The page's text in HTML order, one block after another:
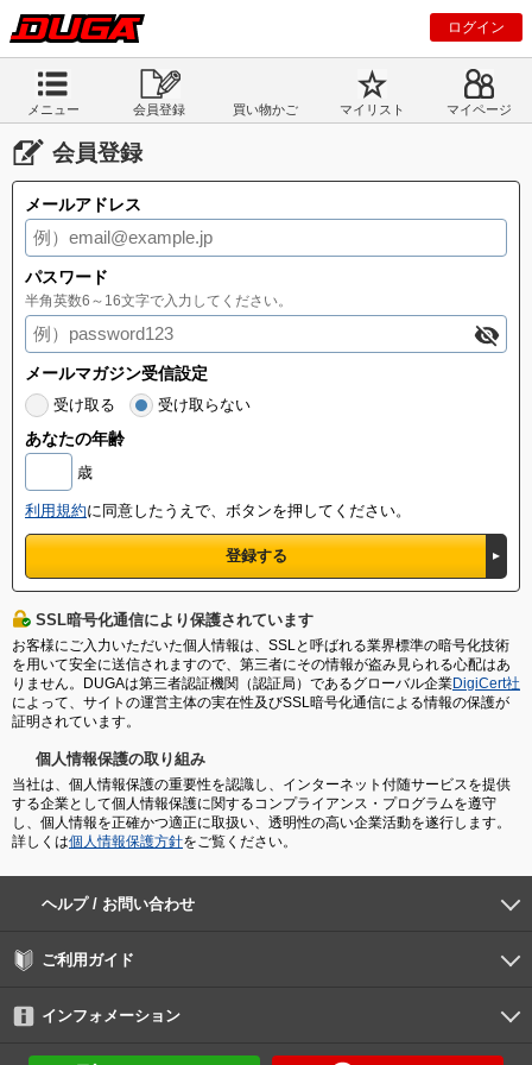
ログイン
メニュー 会員登録 買い物かご マイリスト マイページ
会員登録
メールアドレス
パスワード
半角英数6～16文字で入力してください。
メールマガジン受信設定
受け取る 受け取らない
あなたの年齢
歳
利用規約に同意したうえで、ボタンを押してください。
SSL暗号化通信により保護されています
お客様にご入力いただいた個人情報は、SSLと呼ばれる業界標準の暗号化技術
を用いて安全に送信されますので、第三者にその情報が盗み見られる心配はあ
りません。DUGAは第三者認証機関（認証局）であるグローバル企業DigiCert社
によって、サイトの運営主体の実在性及びSSL暗号化通信による情報の保護が
証明されています。
個人情報保護の取り組み
当社は、個人情報保護の重要性を認識し、インターネット付随サービスを提供
する企業として個人情報保護に関するコンプライアンス・プログラムを遵守
し、個人情報を正確かつ適正に取扱い、透明性の高い企業活動を遂行します。
詳しくは個人情報保護方針をご覧ください。
ヘルプ / お問い合わせ
よくあるご質問
ご利用環境
お支払い方法
パスワードの再設定
サポートセンター
ご利用ガイド
初めての方へ
会員登録の手順
作品購入の手順
動画再生の手順
検索のヒント
DUGA Player
インフォメーション